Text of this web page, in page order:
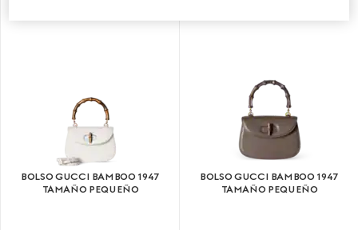
BOLSO GUCCI BAMBOO 1947
TAMAÑO PEQUEÑO
BOLSO GUCCI BAMBOO 1947
TAMAÑO PEQUEÑO